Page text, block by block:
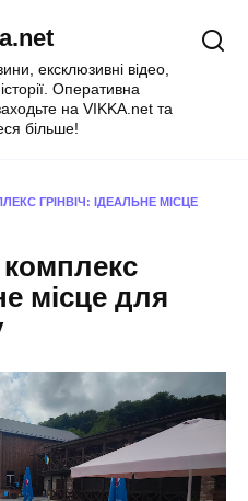
ексклюзивні відео,
Оперативна
на VIKKA.net та
більше!
ГРІНВІЧ: ІДЕАЛЬНЕ МІСЦЕ
місце для